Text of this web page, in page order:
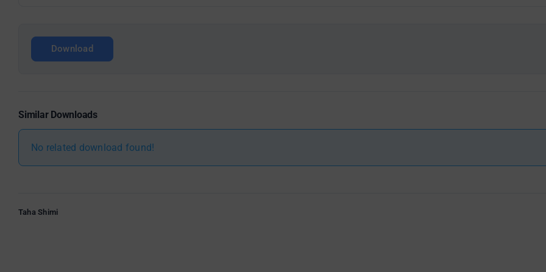
Download
Similar Downloads
No related download found!
Taha Shimi